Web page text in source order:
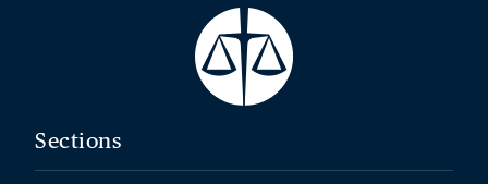
Sections